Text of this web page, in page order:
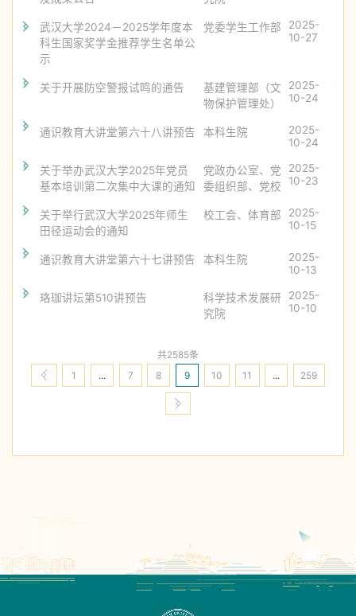
武汉大学2024－2025学年度本
科生国家奖学金推荐学生名单公
示
党委学生工作部
2025-
10-27
关于开展防空警报试鸣的通告
基建管理部（文
物保护管理处）
2025-
10-24
通识教育大讲堂第六十八讲预告 本科生院
2025-
10-24
关于举办武汉大学2025年党员
基本培训第二次集中大课的通知
党政办公室、党
委组织部、党校
2025-
10-23
关于举行武汉大学2025年师生
田径运动会的通知
校工会、体育部
2025-
10-15
通识教育大讲堂第六十七讲预告 本科生院
2025-
10-13
珞珈讲坛第510讲预告
科学技术发展研
究院
2025-
10-10
共2585条
1
... 7 8 9 10 11 ... 259